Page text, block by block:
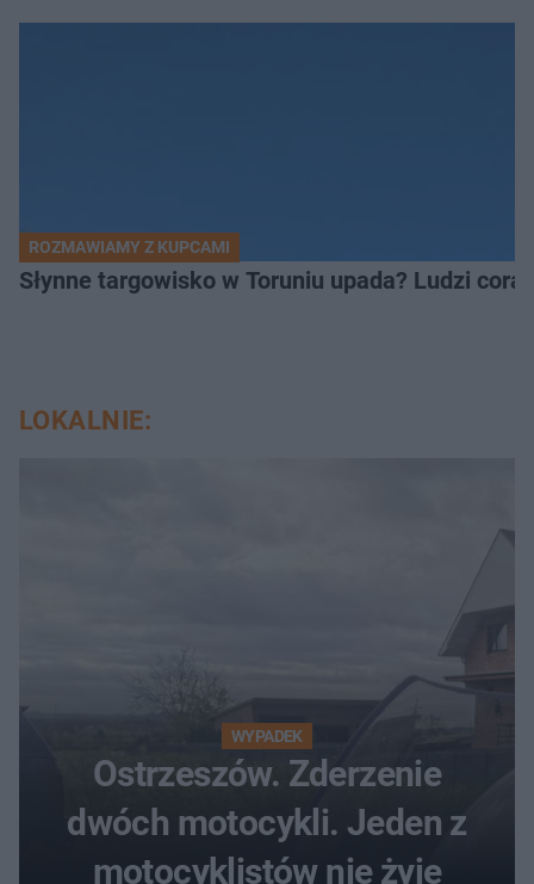
ROZMAWIAMY Z KUPCAMI
Słynne targowisko w Toruniu upada? Ludzi
LOKALNIE:
WYPADEK
Ostrzeszów. Zderzenie
dwóch motocykli. Jeden z
motocyklistów nie żyje